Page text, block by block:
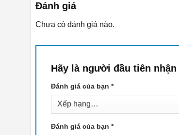
Đánh giá
Chưa có đánh giá nào.
Hãy là người đầu tiên nhận
Đánh giá của bạn *
Đánh giá của bạn *